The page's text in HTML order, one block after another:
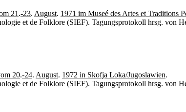
21 .-23. August. 1971 im Museé des Artes et Traditions
et de Folklore (SIEF). Tagungsprotokoll hrsg. von
20.-24. August. 1972 in Skofja Loka/Jugoslawien.
et de Folklore (SIEF). Tagungsprotokoll hrsg. von